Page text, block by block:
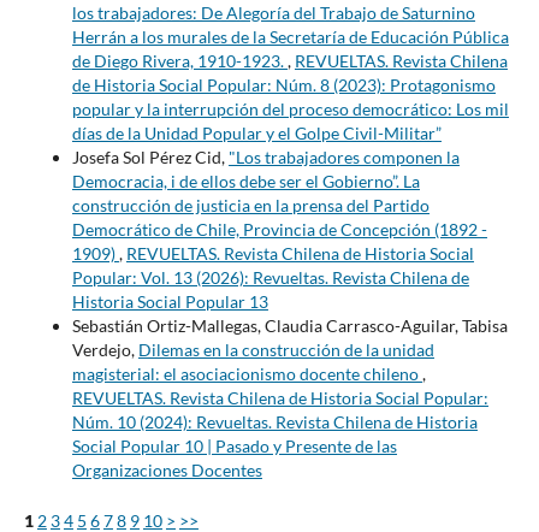
los trabajadores: De Alegoría del Trabajo de Saturnino
Herrán a los murales de la Secretaría de Educación Pública
de Diego Rivera, 1910-1923., REVUELTAS. Revista Chilena
de Historia Social Popular: Núm. 8 (2023): Protagonismo
popular y la interrupción del proceso democrático: Los mil
días de la Unidad Popular y el Golpe Civil-Militar”
Josefa Sol Pérez Cid, "Los trabajadores componen la
Democracia, i de ellos debe ser el Gobierno”. La
construcción de justicia en la prensa del Partido
Democrático de Chile, Provincia de Concepción (1892 -
1909), REVUELTAS. Revista Chilena de Historia Social
Popular: Vol. 13 (2026): Revueltas. Revista Chilena de
Historia Social Popular 13
Sebastián Ortiz-Mallegas, Claudia Carrasco-Aguilar, Tabisa
Verdejo, Dilemas en la construcción de la unidad
magisterial: el asociacionismo docente chileno,
REVUELTAS. Revista Chilena de Historia Social Popular:
Núm. 10 (2024): Revueltas. Revista Chilena de Historia
Social Popular 10 | Pasado y Presente de las
Organizaciones Docentes
1 2 34 5 678 9 10 > >>